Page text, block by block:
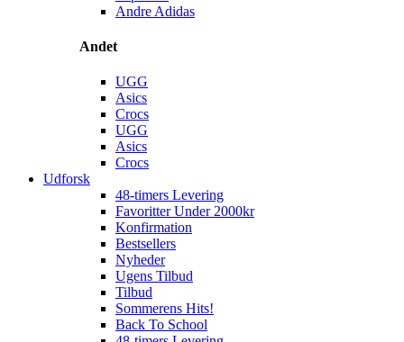
Andre Adidas
Andet
UGG
Asics
Crocs
UGG
Asics
Crocs
Udforsk
48-timers Levering
Favoritter Under 2000kr
Konfirmation
Bestsellers
Nyheder
Ugens Tilbud
Tilbud
Sommerens Hits!
Back To School